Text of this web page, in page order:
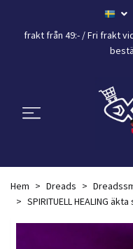
frakt från 49:- /Fri frakt
Hem Dreads
SPIRITUELL HEALING